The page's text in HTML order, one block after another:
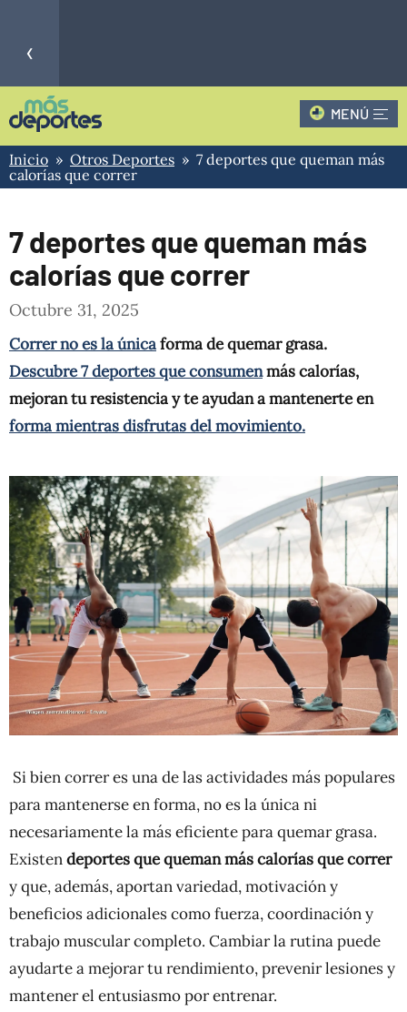
CLAUSURA - 3
PAT -
BAR -
LIGA
PROFESIONAL
CLAUSURA - 4
ROS -
ALD -
‹
MENÚ
Inicio » Otros Deportes » 7 deportes que queman más
calorías que correr
7 deportes que queman más
calorías que correr
Octubre 31, 2025
Correr no es la únicaforma de quemar grasa.
Descubre 7 deportes que consumenmás calorías,
mejoran tu resistencia y te ayudan a mantenerte en
forma mientras disfrutas del movimiento.
Si bien correr es una de las actividades más populares
para mantenerse en forma, no es la única ni
necesariamente la más eficiente para quemar grasa.
Existendeportes que queman más calorías que correr
y que, además, aportan variedad, motivación y
beneficios adicionales como fuerza, coordinación y
trabajo muscular completo. Cambiar la rutina puede
ayudarte a mejorar tu rendimiento, prevenir lesiones y
mantener el entusiasmo por entrenar.